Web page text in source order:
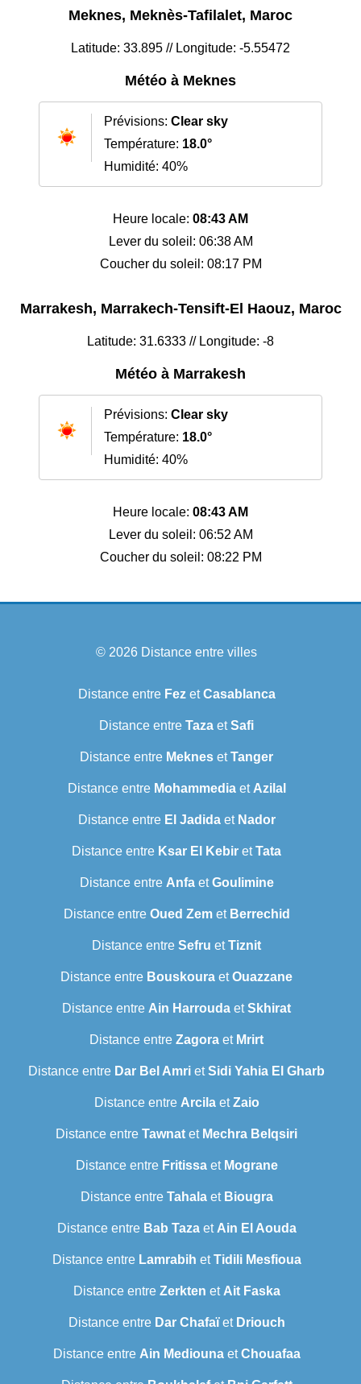
Meknes, Meknès-Tafilalet, Maroc
Latitude: 33.895 // Longitude: -5.55472
Météo à Meknes
Prévisions: Clear sky
Température: 18.0°
Humidité: 40%
Heure locale: 08:43 AM
Lever du soleil: 06:38 AM
Coucher du soleil: 08:17 PM
Marrakesh, Marrakech-Tensift-El Haouz, Maroc
Latitude: 31.6333 // Longitude: -8
Météo à Marrakesh
Prévisions: Clear sky
Température: 18.0°
Humidité: 40%
Heure locale: 08:43 AM
Lever du soleil: 06:52 AM
Coucher du soleil: 08:22 PM
© 2026 Distance entre villes
Distance entre FezetCasablanca
Distance entre Taza etSafi
Distance entre Meknes etTanger
Distance entre Mohammediaet Azilal
Distance entre El Jadidaet Nador
Distance entre Ksar El Kebir etTata
Distance entre AnfaetGoulimine
Distance entre Oued Zemet Berrechid
Distance entre Sefru etTiznit
Distance entre Bouskoura etOuazzane
Distance entre Ain Harrouda etSkhirat
Distance entre Zagora et Mrirt
Distance entre Dar Bel Amri etSidi Yahia El Gharb
Distance entre ArcilaetZaio
Distance entre Tawnat et Mechra Belqsiri
Distance entre Fritissaet Mograne
Distance entre Tahalaet Biougra
Distance entre Bab Tazaet Ain El Aouda
Distance entre Lamrabih etTidili Mesfioua
Distance entre Zerkten et Ait Faska
Distance entre Dar Chafaïet Driouch
Distance entre Ain MediounaetChouafaa